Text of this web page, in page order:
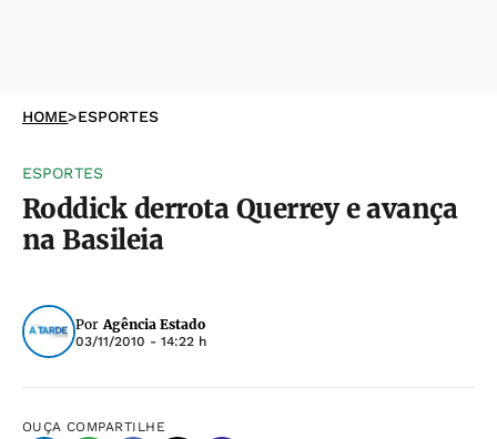
HOME>ESPORTES
ESPORTES
Roddick derrota Querrey e avança
na Basileia
Por Agência Estado
03/11/2010 - 14:22 h
OUÇA COMPARTILHE